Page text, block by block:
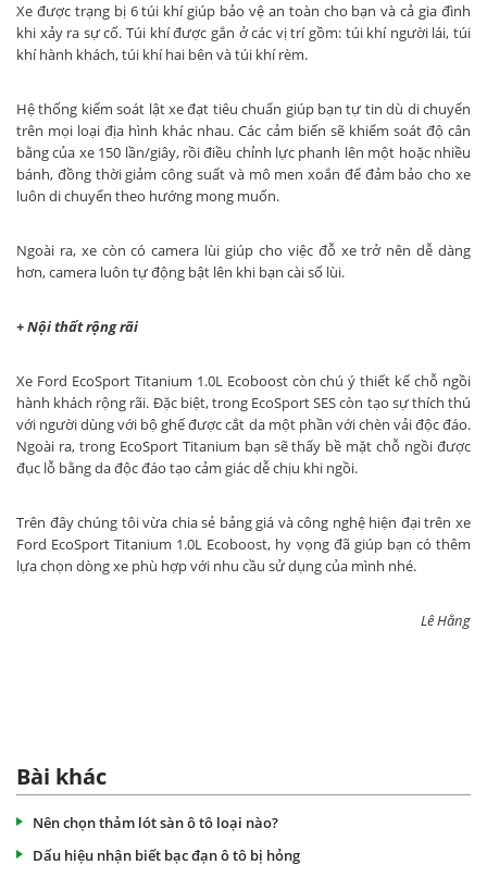
Xe được trạng bị 6 túi khí giúp bảo vệ an toàn cho bạn và cả gia đình
khi xảy ra sự cố. Túi khí được gắn ở các vị trí gồm: túi khí người lái, túi
khí hành khách, túi khí hai bên và túi khí rèm.
Hệ thống kiểm soát lật xe đạt tiêu chuẩn giúp bạn tự tin dù di chuyển
trên mọi loại địa hình khác nhau. Các cảm biến sẽ khiểm soát độ cân
bằng của xe 150 lần/giây, rồi điều chỉnh lực phanh lên một hoặc nhiều
bánh, đồng thời giảm công suất và mô men xoắn để đảm bảo cho xe
luôn di chuyển theo hướng mong muốn.
Ngoài ra, xe còn có camera lùi giúp cho việc đỗ xe trở nên dễ dàng
hơn, camera luôn tự động bật lên khi bạn cài số lùi.
+ Nội thất rộng rãi
Xe Ford EcoSport Titanium 1.0L Ecoboost còn chú ý thiết kế chỗ ngồi
hành khách rộng rãi. Đặc biệt, trong EcoSport SES còn tạo sự thích thú
với người dùng với bộ ghế được cắt da một phần với chèn vải độc đáo.
Ngoài ra, trong EcoSport Titanium bạn sẽ thấy bề mặt chỗ ngồi được
đục lỗ bằng da độc đáo tạo cảm giác dễ chịu khi ngồi.
Trên đây chúng tôi vừa chia sẻ bảng giá và công nghệ hiện đại trên xe
Ford EcoSport Titanium 1.0L Ecoboost, hy vọng đã giúp bạn có thêm
lựa chọn dòng xe phù hợp với nhu cầu sử dụng của mình nhé.
Lê Hằng
Bài khác
Nên chọn thảm lót sàn ô tô loại nào?
Dấu hiệu nhận biết bạc đạn ô tô bị hỏng